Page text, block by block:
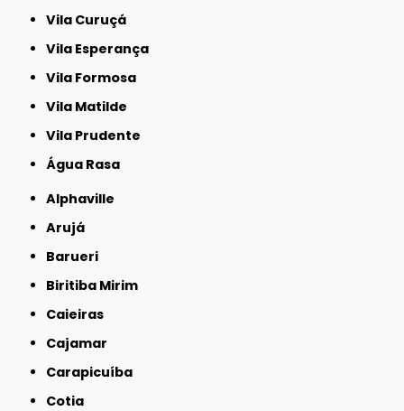
Vila Curuçá
Vila Esperança
Vila Formosa
Vila Matilde
Vila Prudente
Água Rasa
Alphaville
Arujá
Barueri
Biritiba Mirim
Caieiras
Cajamar
Carapicuíba
Cotia